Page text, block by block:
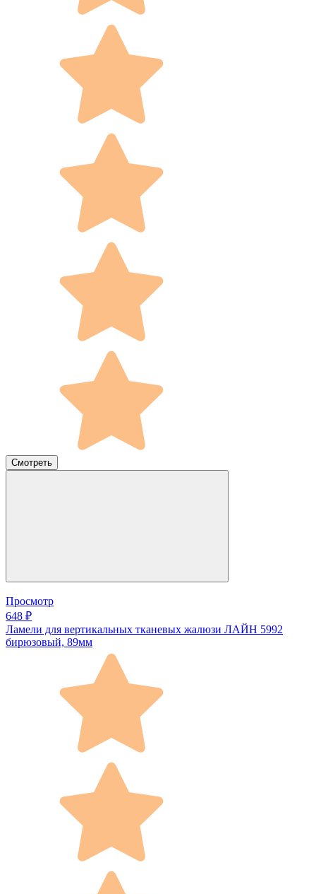
Смотреть
Просмотр
648 ₽
Ламели для вертикальных тканевых жалюзи ЛАЙН 5992
бирюзовый, 89мм